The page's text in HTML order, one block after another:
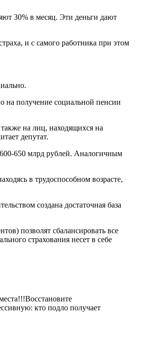
30% в месяц. Эти деньги дают
и с самого работника при этом
на получение социальной пенсии
на лиц, находящихся на
депутат.
650 млрд рублей. Аналогичным
в трудоспособном возрасте,
создана достаточная база
позволят сбалансировать все
страхования несет в себе
кто подло получает